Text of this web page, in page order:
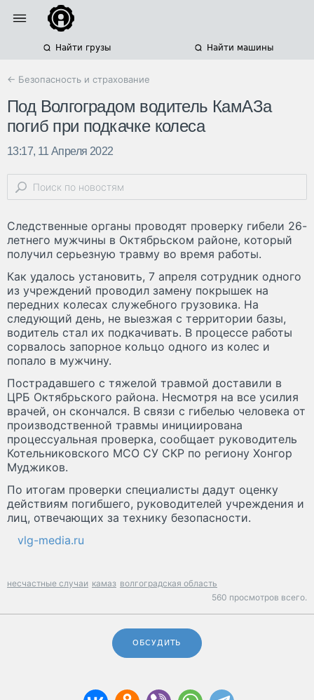
Найти грузы Найти машины
← Безопасность и страхование
Под Волгоградом водитель КамАЗа
погиб при подкачке колеса
13:17, 11 Апреля 2022
Следственные органы проводят проверку гибели 26-
летнего мужчины в Октябрьском районе, который
получил серьезную травму во время работы.
Как удалось установить, 7 апреля сотрудник одного
из учреждений проводил замену покрышек на
передних колесах служебного грузовика. На
следующий день, не выезжая с территории базы,
водитель стал их подкачивать. В процессе работы
сорвалось запорное кольцо одного из колес и
попало в мужчину.
Пострадавшего с тяжелой травмой доставили в
ЦРБ Октябрьского района. Несмотря на все усилия
врачей, он скончался. В связи с гибелью человека от
производственной травмы инициирована
процессуальная проверка, сообщает руководитель
Котельниковского МСО СУ СКР по региону Хонгор
Муджиков.
По итогам проверки специалисты дадут оценку
действиям погибшего, руководителей учреждения и
лиц, отвечающих за технику безопасности.
vlg-media.ru
несчастные случаи камаз волгоградская область
560 просмотров всего.
ОБСУДИТЬ